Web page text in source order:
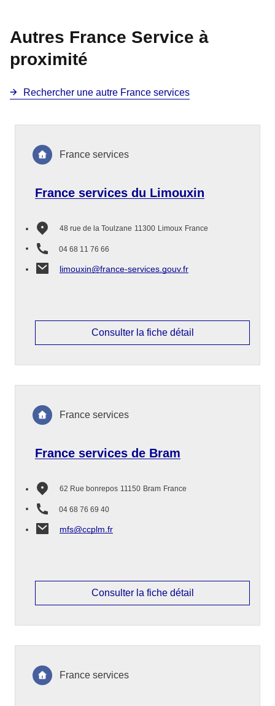
Autres France Service à
proximité
Rechercher une autre France services
France services du Limouxin
48 rue de la Toulzane 11300 Limoux France
04 68 11 76 66
limouxin@france-services.gouv.fr
France services
Consulter la fiche détail
France services de Bram
62 Rue bonrepos 11150 Bram France
04 68 76 69 40
mfs@ccplm.fr
France services
Consulter la fiche détail
France services